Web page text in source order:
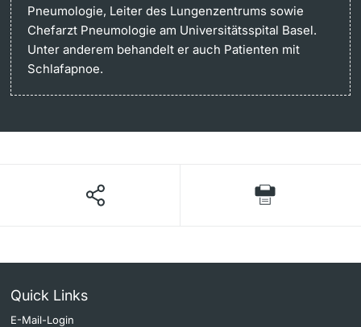
Pneumologie, Leiter des Lungenzentrums sowie
Chefarzt Pneumologie am Universitätsspital Basel.
Unter anderem behandelt er auch Patienten mit
Schlafapnoe.
Quick Links
E-Mail-Login